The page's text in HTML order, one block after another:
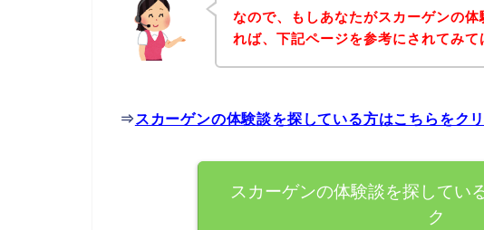
なので、もしあなたがスカーゲンの
れば、下記ページを参考にされてみて
⇒ スカーゲンの体験談を探している方はこちらをク
スカーゲンの体験談を探してい
ク